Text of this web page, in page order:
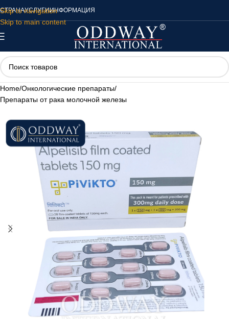
Skip to navigation
Skip to main content
СТРАНАУСЛУГИИНФОРМАЦИЯ
Home/Онкологические препараты/
Препараты от рака молочной железы